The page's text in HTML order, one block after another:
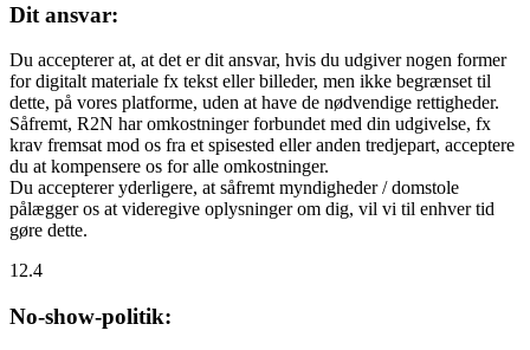
Dit ansvar:
Du accepterer at, at det er dit ansvar, hvis du udgiver nogen former
for digitalt materiale fx tekst eller billeder, men ikke begrænset til
dette, på vores platforme, uden at have de nødvendige rettigheder.
Såfremt, R2N har omkostninger forbundet med din udgivelse, fx
krav fremsat mod os fra et spisested eller anden tredjepart, acceptere
du at kompensere os for alle omkostninger.
Du accepterer yderligere, at såfremt myndigheder / domstole
pålægger os at videregive oplysninger om dig, vil vi til enhver tid
gøre dette.
12.4
No-show-politik: